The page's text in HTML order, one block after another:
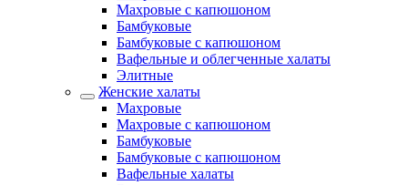
Махровые с капюшоном
Бамбуковые
Бамбуковые с капюшоном
Вафельные и облегченные халаты
Элитные
Женские халаты
Махровые
Махровые с капюшоном
Бамбуковые
Бамбуковые с капюшоном
Вафельные халаты